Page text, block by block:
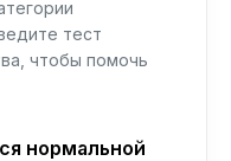
тест
чтобы помочь
нормальной